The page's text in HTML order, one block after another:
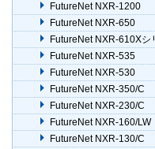
FutureNet NXR-1200
FutureNet NXR-650
FutureNet NXR-610Xシ
FutureNet NXR-535
FutureNet NXR-530
FutureNet NXR-350/C
FutureNet NXR-230/C
FutureNet NXR-160/LW
FutureNet NXR-130/C